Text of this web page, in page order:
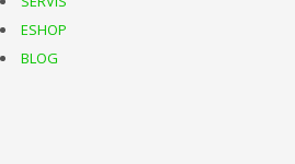
ESHOP
BLOG